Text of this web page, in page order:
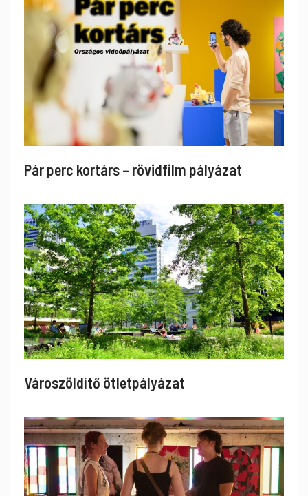
Pár perc kortárs – rövidfilm pályázat
Városzöldítő ötletpályázat